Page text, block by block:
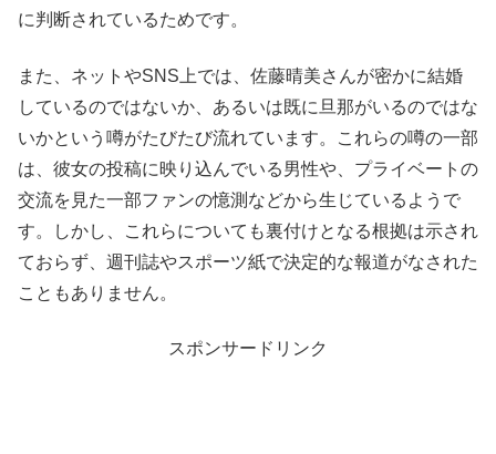
に判断されているためです。
また、ネットやSNS上では、佐藤晴美さんが密かに結婚
しているのではないか、あるいは既に旦那がいるのではな
いかという噂がたびたび流れています。これらの噂の一部
は、彼女の投稿に映り込んでいる男性や、プライベートの
交流を見た一部ファンの憶測などから生じているようで
す。しかし、これらについても裏付けとなる根拠は示され
ておらず、週刊誌やスポーツ紙で決定的な報道がなされた
こともありません。
スポンサードリンク